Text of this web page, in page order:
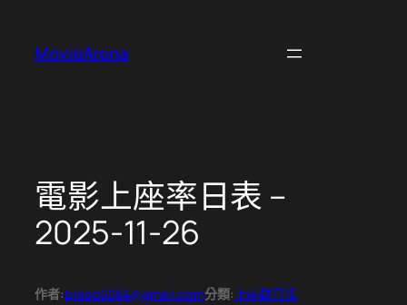
MovieArena
電影上座率日表 –
2025-11-26
作者:blood5084@gmail.com分類: 上座數日報